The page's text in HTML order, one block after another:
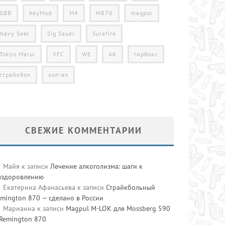
GBB KeyMod M4 M870 magpul
Navy Seal Sig Sauer Surefire
Tokyo Marui VFC WE АК гирбокс
страйкбол хоп-ап
СВЕЖИЕ КОММЕНТАРИИ
Майя к записи Лечение алкоголизма: шаги к
Екатерина Афанасьева к записи Страйкбольный
870 — сделано в России
Марианна к записи Magpul M-LOK для Mossberg 590
870